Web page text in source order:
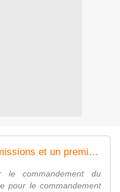
Un commandement, quatre missions et un premier cap pour les acteurs de la profondeur - FOB - Forces Operations Blog
commandement du
pour le commandement